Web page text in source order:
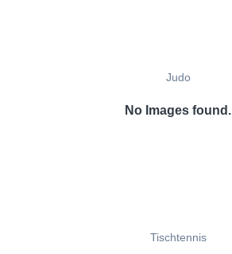
Judo
No Images found.
Tischtennis